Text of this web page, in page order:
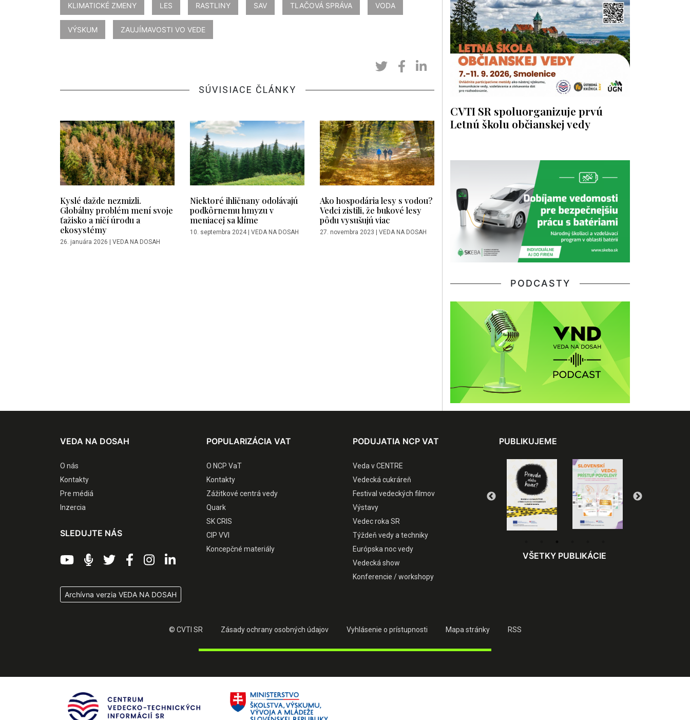
KLIMATICKÉ ZMENY LES RASTLINY SAV TLAČOVÁ SPRÁVA VODA
VÝSKUM ZAUJÍMAVOSTI VO VEDE
SÚVISIACE ČLÁNKY
Kyslé dažde nezmizli.
Globálny problém mení svoje
ťažisko a ničí úrodu a
ekosystémy
26. januára 2026 VEDA NA DOSAH
Niektoré ihličnany odolávajú
podkôrnemu hmyzu v
meniacej sa klíme
10. septembra 2024 VEDA NA DOSAH
Ako hospodária lesy s vodou?
Vedci zistili, že bukové lesy
pôdu vysušujú viac
27. novembra 2023 VEDA NA DOSAH
CVTI SR spoluorganizuje prvú
Letnú školu občianskej vedy
PODCASTY
VEDA NA DOSAH
O nás
Kontakty
Pre médiá
Inzercia
SLEDUJTE NÁS
Archívna verzia VEDA NA DOSAH
POPULARIZÁCIA VAT
O NCP VaT
Kontakty
Zážitkové centrá vedy
Quark
SK CRIS
CIP VVI
Koncepčné materiály
PODUJATIA NCP VAT
Veda v CENTRE
Vedecká cukráreň
Festival vedeckých filmov
Výstavy
Vedec roka SR
Týždeň vedy a techniky
Európska noc vedy
Vedecká show
Konferencie / workshopy
PUBLIKUJEME
VŠETKY PUBLIKÁCIE
© CVTI SR Zásady ochrany osobných údajov Vyhlásenie o prístupnosti Mapa stránky RSS